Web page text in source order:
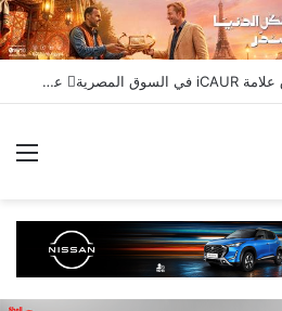
جي بي أوتو تستعد لإطلاق علامة iCAUR في السوق المصرية علامة عالمية جديدة لسيارات الطاقة الجديدة تجمع بين التكنولوجيا الذكية والتصميم الجريء وروح المغامر